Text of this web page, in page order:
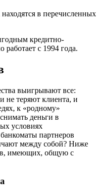
в перечисленных
кредитно-
с 1994 года.
выигрывают все:
не теряют клиента, и
к «родному»
деньги в
условиях
партнеров
между собой? Ниже
имеющих, общую с